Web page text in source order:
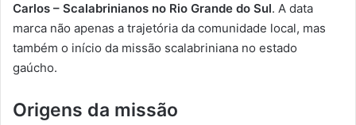
Carlos – Scalabrinianos no Rio Grande do Sul. A data
marca não apenas a trajetória da comunidade local, mas
também o início da missão scalabriniana no estado
gaúcho.
Origens da missão